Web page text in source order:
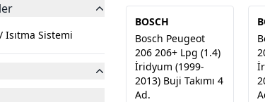
Isıtma Sistemi
BOSCH
Bosch Peugeot
206 206+ Lpg (1.4)
İridyum (1999-
2013) Buji Takımı 4
Ad.